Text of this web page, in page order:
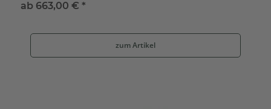
ab 663,00 € *
zum Artikel